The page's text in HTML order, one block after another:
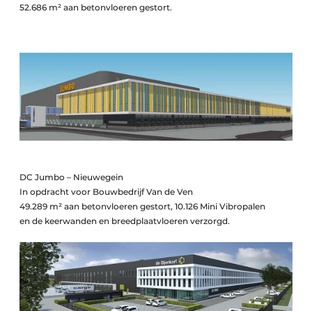
52.686 m² aan betonvloeren gestort.
DC Jumbo – Nieuwegein
In opdracht voor Bouwbedrijf Van de Ven
49.289 m² aan betonvloeren gestort, 10.126 Mini Vibropalen
en de keerwanden en breedplaatvloeren verzorgd.